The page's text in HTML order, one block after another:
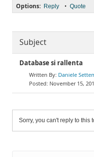
Options: Reply • Quote
Subject
Database si rallenta
Daniele
November 15,
Sorry, you can't reply to this